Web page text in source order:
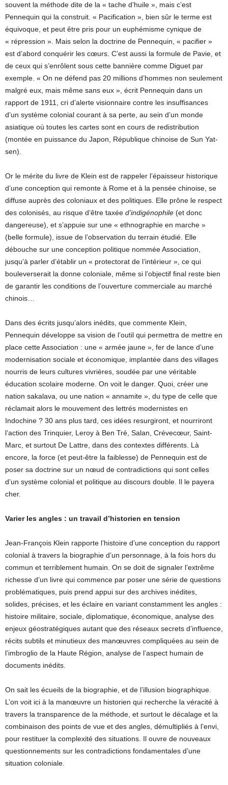
souvent la méthode dite de la « tache d’huile », mais c’est
Pennequin qui la construit. « Pacification », bien sûr le terme est
équivoque, et peut être pris pour un euphémisme cynique de
« répression ». Mais selon la doctrine de Pennequin, « pacifier »
est d’abord conquérir les cœurs. C’est aussi la formule de Pavie, et
de ceux qui s’enrôlent sous cette bannière comme Diguet par
exemple. « On ne défend pas 20 millions d’hommes non seulement
malgré eux, mais même sans eux », écrit Pennequin dans un
rapport de 1911, cri d’alerte visionnaire contre les insuffisances
d’un système colonial courant à sa perte, au sein d’un monde
asiatique où toutes les cartes sont en cours de redistribution
(montée en puissance du Japon, République chinoise de Sun Yat-
sen).
Or le mérite du livre de Klein est de rappeler l’épaisseur historique
d’une conception qui remonte à Rome et à la pensée chinoise, se
diffuse auprès des coloniaux et des politiques. Elle prône le respect
des colonisés, au risque d’être taxée d’indigénophile (et donc
dangereuse), et s’appuie sur une « ethnographie en marche »
(belle formule), issue de l’observation du terrain étudié. Elle
débouche sur une conception politique nommée Association,
jusqu’à parler d’établir un « protectorat de l’intérieur », ce qui
bouleverserait la donne coloniale, même si l’objectif final reste bien
de garantir les conditions de l’ouverture commerciale au marché
chinois…
Dans des écrits jusqu’alors inédits, que commente Klein,
Pennequin développe sa vision de l’outil qui permettra de mettre en
place cette Association : une « armée jaune », fer de lance d’une
modernisation sociale et économique, implantée dans des villages
nourris de leurs cultures vivrières, soudée par une véritable
éducation scolaire moderne. On voit le danger. Quoi, créer une
nation sakalava, ou une nation « annamite », du type de celle que
réclamait alors le mouvement des lettrés modernistes en
Indochine ? 30 ans plus tard, ces idées resurgiront, et nourriront
l’action des Trinquier, Leroy à Ben Tré, Salan, Crévecœur, Saint-
Marc, et surtout De Lattre, dans des contextes différents. Là
encore, la force (et peut-être la faiblesse) de Pennequin est de
poser sa doctrine sur un nœud de contradictions qui sont celles
d’un système colonial et politique au discours double. Il le payera
cher.
Varier les angles : un travail d’historien en tension
Jean-François Klein rapporte l’histoire d’une conception du rapport
colonial à travers la biographie d’un personnage, à la fois hors du
commun et terriblement humain. On se doit de signaler l’extrême
richesse d’un livre qui commence par poser une série de questions
problématiques, puis prend appui sur des archives inédites,
solides, précises, et les éclaire en variant constamment les angles :
histoire militaire, sociale, diplomatique, économique, analyse des
enjeux géostratégiques autant que des réseaux secrets d’influence,
récits subtils et minutieux des manœuvres compliquées au sein de
l’imbroglio de la Haute Région, analyse de l’aspect humain de
documents inédits.
On sait les écueils de la biographie, et de l’illusion biographique.
L’on voit ici à la manœuvre un historien qui recherche la véracité à
travers la transparence de la méthode, et surtout le décalage et la
combinaison des points de vue et des angles, démultipliés à l’envi,
pour restituer la complexité des situations. Il ouvre de nouveaux
questionnements sur les contradictions fondamentales d’une
situation coloniale.